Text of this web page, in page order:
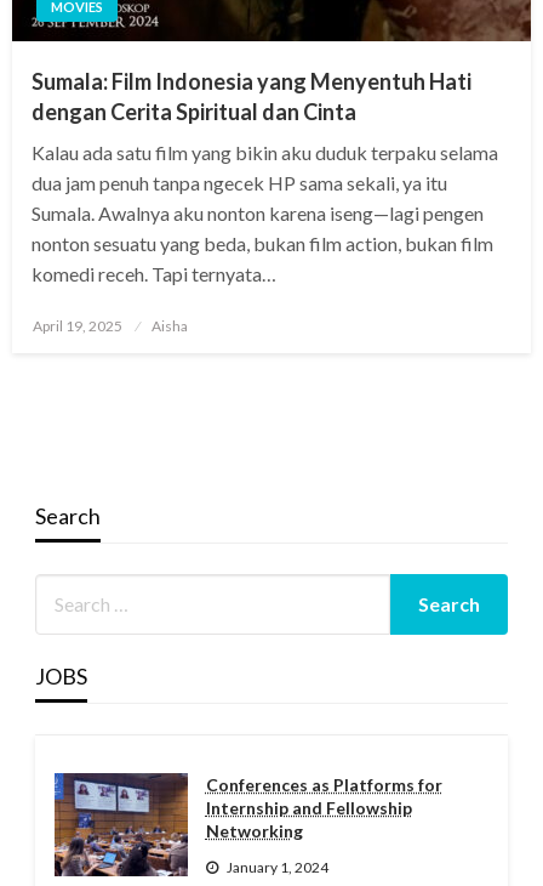
MOVIES
Sumala: Film Indonesia yang Menyentuh Hati
dengan Cerita Spiritual dan Cinta
Kalau ada satu film yang bikin aku duduk terpaku selama
dua jam penuh tanpa ngecek HP sama sekali, ya itu
Sumala. Awalnya aku nonton karena iseng—lagi pengen
nonton sesuatu yang beda, bukan film action, bukan film
komedi receh. Tapi ternyata…
Posted
April 19, 2025 Aisha
Search
JOBS
Conferences as Platforms for
Internship and Fellowship
Networking
January 1, 2024